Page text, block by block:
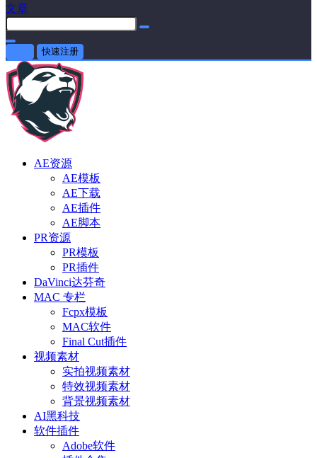
文章
快速注册
AE资源
AE模板
AE下载
AE插件
AE脚本
PR资源
PR模板
PR插件
DaVinci达芬奇
MAC 专栏
Fcpx模板
MAC软件
Final Cut插件
视频素材
实拍视频素材
特效视频素材
背景视频素材
AI黑科技
软件插件
Adobe软件